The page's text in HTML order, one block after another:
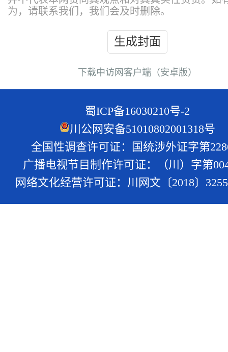
为，请联系我们，我们会及时删除。
生成封面
下载中访网客户端（安卓版）
蜀ICP备16030210号-2
川公网安备51010802001318号
全国性调查许可证：国统涉外证字第
广播电视节目制作许可证：（川）字第
网络文化经营许可证：川网文〔2018〕